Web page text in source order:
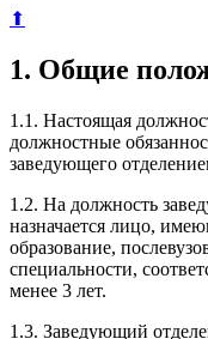
⬆
1. Общие
1.1. Настоящая
должностные
заведующего
1.2. На должность
назначается лицо,
образование,
специальности,
менее 3 лет.
1.3. Заведующий